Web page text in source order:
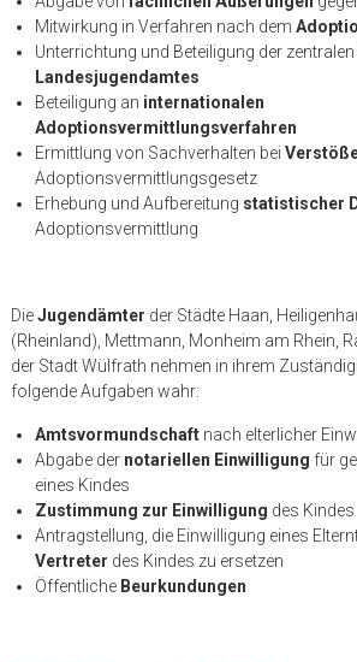
Mitwirkung in Verfahren nach dem
Unterrichtung und Beteiligung der
Landesjugendamtes
Beteiligung an internationalen
Adoptionsvermittlungsverfahren
Ermittlung von Sachverhalten bei
Adoptionsvermittlungsgesetz
Erhebung und Aufbereitung statistischer
Adoptionsvermittlung
DieJugendämter der Städte Haan,
(Rheinland), Mettmann, Monheim am Rhein,
der Stadt Wülfrath nehmen in ihrem
folgende Aufgaben wahr:
Amtsvormundschaftnach elterlicher
Abgabe der notariellen Einwilligung für
eines Kindes
Zustimmung zur Einwilligung des Kindes
Antragstellung, die Einwilligung eines
Vertreter des Kindes zu ersetzen
Öffentliche Beurkundungen